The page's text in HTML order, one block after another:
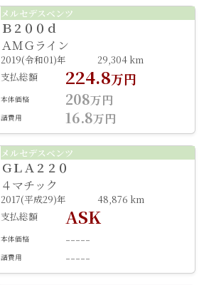
メルセデスベンツ
Ｂ２００ｄ
ＡＭＧライン
2019(令和01)年
29,304 km
支払総額
224.8万円
本体価格 208万円
諸費用 16.8万円
メルセデスベンツ
ＧＬＡ２２０
４マチック
2017(平成29)年
48,876 km
支払総額
ASK
本体価格 -----
諸費用 -----